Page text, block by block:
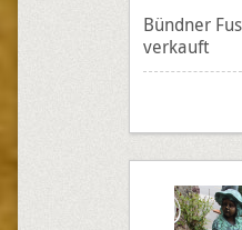
Bündner
verkauft